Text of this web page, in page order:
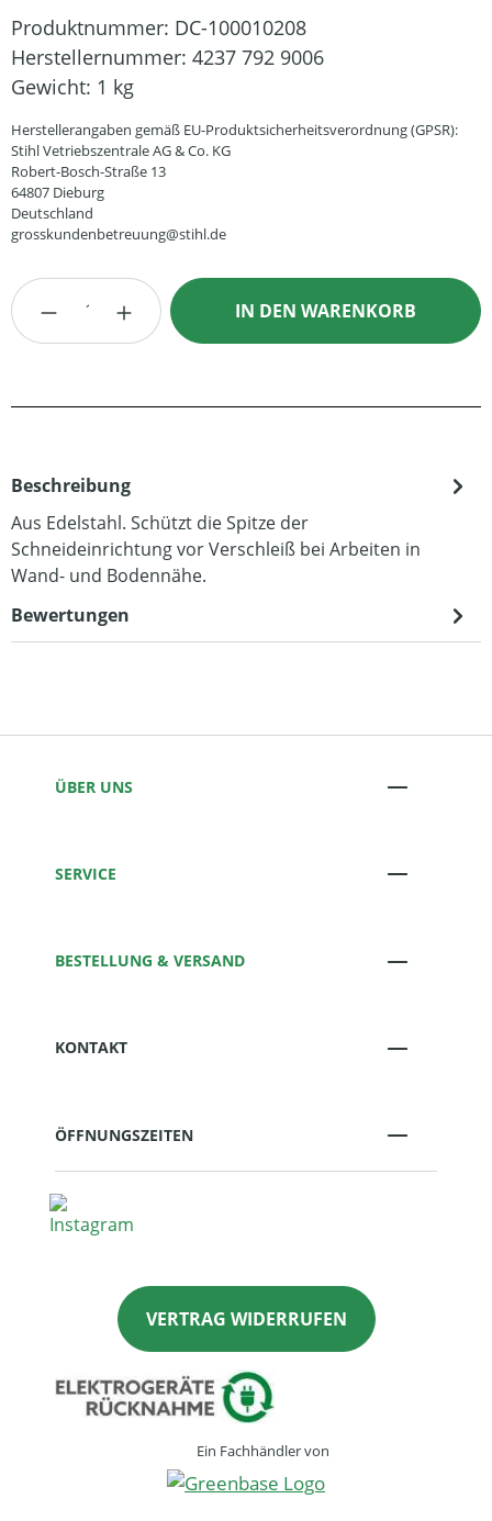
Produktnummer: DC-100010208
Herstellernummer: 4237 792 9006
Gewicht: 1 kg
Herstellerangaben gemäß EU-Produktsicherheitsverordnung (GPSR):
Stihl Vetriebszentrale AG & Co. KG
Robert-Bosch-Straße 13
64807 Dieburg
Deutschland
grosskundenbetreuung@stihl.de
Produkt Anzahl: Gib den gewünschten
IN DEN WARENKORB
Beschreibung
Aus Edelstahl. Schützt die Spitze der
Schneideinrichtung vor Verschleiß bei Arbeiten in
Wand- und Bodennähe.
Bewertungen
ÜBER UNS
SERVICE
BESTELLUNG & VERSAND
KONTAKT
ÖFFNUNGSZEITEN
VERTRAG WIDERRUFEN
Ein Fachhändler von